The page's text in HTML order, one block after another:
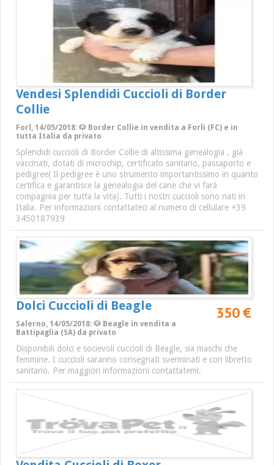
Vendesi Splendidi Cuccioli di Border
Collie
Forl, 14/05/2018: 🐶 Border Collie in vendita a Forlì (FC) e in
tutta Italia da privato
Splendidi cuccioli di Border Collie di altissima genealogia , già
vaccinati, dotati di microchip, certificato sanitario, passaporto e
pedigree( Il pedigree è uno strumento importantissimo in quanto
certifica e garantisce la genealogia del cane che vi farà
compagnia per tutta la vita). Tutti i nostri cuccioli sono nati in
Italia. Per informazioni contattateci al numero di cellulare +39
3450187939
Dolci Cuccioli di Beagle 350 €
Salerno, 14/05/2018: 🐶 Beagle in vendita a
Battipaglia (SA) da privato
Disponibili dolci e socievoli cuccioli di Beagle, sia maschi che
femmine. I cuccioli saranno consegnati sverminati e con libretto
sanitario. Per maggiori informazioni contattatemi.